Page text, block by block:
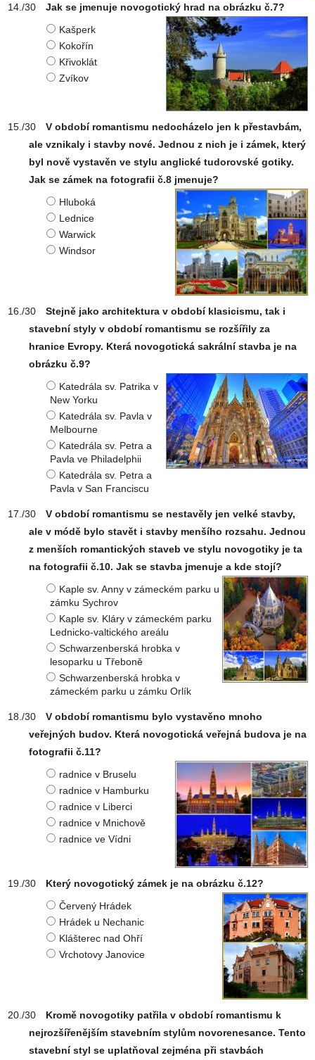
Jak se jmenuje novogotický hrad na obrázku č.7?
Kašperk
Kokořín
Křivoklát
Zvíkov
V období romantismu nedocházelo jen k přestavbám,
ale vznikaly i stavby nové. Jednou z nich je i zámek, který
byl nově vystavěn ve stylu anglické tudorovské gotiky.
Jak se zámek na fotografii č.8 jmenuje?
Hluboká
Lednice
Warwick
Windsor
Stejně jako architektura v období klasicismu, tak i
stavební styly v období romantismu se rozšířily za
hranice Evropy. Která novogotická sakrální stavba je na
obrázku č.9?
Katedrála sv. Patrika v
New Yorku
Katedrála sv. Pavla v
Melbourne
Katedrála sv. Petra a
Pavla ve Philadelphii
Katedrála sv. Petra a
Pavla v San Franciscu
V období romantismu se nestavěly jen velké stavby,
ale v módě bylo stavět i stavby menšího rozsahu. Jednou
z menších romantických staveb ve stylu novogotiky je ta
na fotografii č.10. Jak se stavba jmenuje a kde stojí?
Kaple sv. Anny v zámeckém parku u
zámku Sychrov
Kaple sv. Kláry v zámeckém parku
Lednicko-valtického areálu
Schwarzenberská hrobka v
lesoparku u Třeboně
Schwarzenberská hrobka v
zámeckém parku u zámku Orlík
V období romantismu bylo vystavěno mnoho
veřejných budov. Která novogotická veřejná budova je na
fotografii č.11?
radnice v Bruselu
radnice v Hamburku
radnice v Liberci
radnice v Mnichově
radnice ve Vídni
Který novogotický zámek je na obrázku č.12?
Červený Hrádek
Hrádek u Nechanic
Klášterec nad Ohří
Vrchotovy Janovice
Kromě novogotiky patřila v období romantismu k
nejrozšířenějším stavebním stylům novorenesance. Tento
stavební styl se uplatňoval zejména při stavbách